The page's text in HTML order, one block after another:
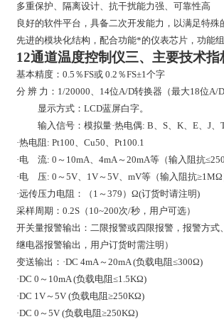
多重保护、隔离设计、抗干扰能力强、可靠性高
良好的软件平台，具备二次开发能力，以满足特殊
先进的模块化结构，配合功能*的仪表芯片，功能
12通道温度控制仪三、主要技术指
基本精度： 0.5 ％FS或 0.2 ％FS±1个字
分 辨 力： 1/20000、 14位A/D转换器（最大18位A/D
显示方式： LCD蓝屏白字。
输入信号：模拟量·热电偶: B、 S、 K、 E、 J、
·热电阻 : Pt100、 Cu50、 Pt100.1
·电 流: 0 ～ 10mA、 4mA～ 20mA等（输入阻抗≤250
·电 压: 0 ～ 5V、 1V～ 5V、 mV等（输入阻抗≥1MΩ
·远传压力电阻：（ 1 ～ 379 ）Ω(订货时请注明)
采样周期： 0.2S （ 10~200次/秒，用户可选）
开关量报警输出：二限报警或四限报警，报警方
继电器报警输出，用户订货时需注明）
变送输出：·DC 4mA～ 20mA (负载电阻≤300Ω)
·DC 0 ～ 10mA (负载电阻≤1.5KΩ)
·DC 1V～ 5V (负载电阻≥250KΩ)
·DC 0 ～ 5V (负载电阻≥250KΩ)